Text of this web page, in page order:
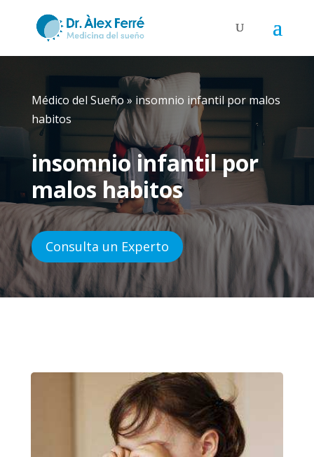
Médico del Sueño» insomnio infantil por malos
habitos
insomnio infantil por
malos habitos
Consulta un Experto